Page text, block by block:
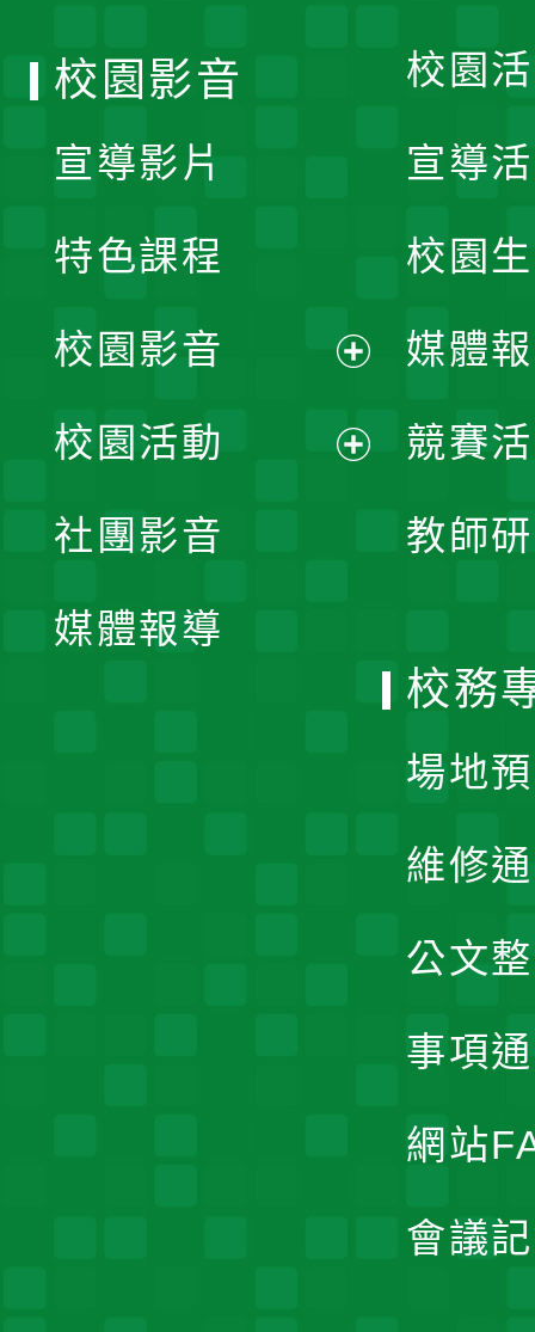
校園
宣導
校園
媒體
競賽
教師
校園影音
宣導影片
特色課程
校園影音
開
校園活動
社團影音
媒體報導
校務
場地
維修
公文
事項
網站
會議